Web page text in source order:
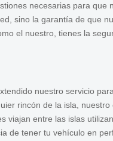
necesarias para que
sino la garantía de que
el nuestro, tienes la
nuestro servicio
rincón de la isla,
viajan entre las islas
de tener tu vehículo en